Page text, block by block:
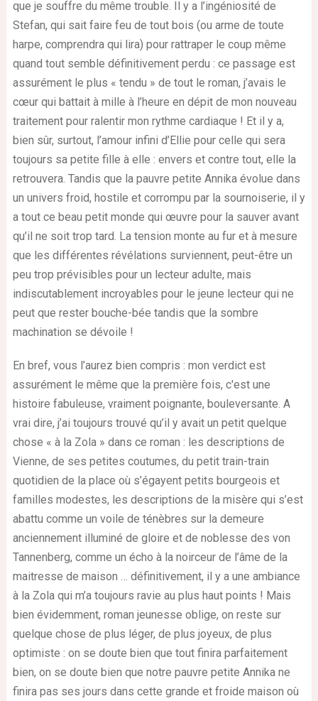
que je souffre du même trouble. Il y a l’ingéniosité de
Stefan, qui sait faire feu de tout bois (ou arme de toute
harpe, comprendra qui lira) pour rattraper le coup même
quand tout semble définitivement perdu : ce passage est
assurément le plus « tendu » de tout le roman, j’avais le
cœur qui battait à mille à l’heure en dépit de mon nouveau
traitement pour ralentir mon rythme cardiaque ! Et il y a,
bien sûr, surtout, l’amour infini d’Ellie pour celle qui sera
toujours sa petite fille à elle : envers et contre tout, elle la
retrouvera. Tandis que la pauvre petite Annika évolue dans
un univers froid, hostile et corrompu par la sournoiserie, il y
a tout ce beau petit monde qui œuvre pour la sauver avant
qu’il ne soit trop tard. La tension monte au fur et à mesure
que les différentes révélations surviennent, peut-être un
peu trop prévisibles pour un lecteur adulte, mais
indiscutablement incroyables pour le jeune lecteur qui ne
peut que rester bouche-bée tandis que la sombre
machination se dévoile !
En bref, vous l’aurez bien compris : mon verdict est
assurément le même que la première fois, c'est une
histoire fabuleuse, vraiment poignante, bouleversante. A
vrai dire, j’ai toujours trouvé qu’il y avait un petit quelque
chose « à la Zola » dans ce roman : les descriptions de
Vienne, de ses petites coutumes, du petit train-train
quotidien de la place où s’égayent petits bourgeois et
familles modestes, les descriptions de la misère qui s’est
abattu comme un voile de ténèbres sur la demeure
anciennement illuminé de gloire et de noblesse des von
Tannenberg, comme un écho à la noirceur de l’âme de la
maitresse de maison … définitivement, il y a une ambiance
à la Zola qui m’a toujours ravie au plus haut points ! Mais
bien évidemment, roman jeunesse oblige, on reste sur
quelque chose de plus léger, de plus joyeux, de plus
optimiste : on se doute bien que tout finira parfaitement
bien, on se doute bien que notre pauvre petite Annika ne
finira pas ses jours dans cette grande et froide maison où